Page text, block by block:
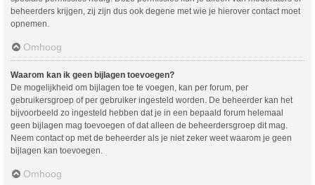
beheerders krijgen, zij zijn dus ook degene met wie je hierover contact moet
opnemen.
Omhoog
Waarom kan ik geen bijlagen toevoegen?
De mogelijkheid om bijlagen toe te voegen, kan per forum, per
gebruikersgroep of per gebruiker ingesteld worden. De beheerder kan het
bijvoorbeeld zo ingesteld hebben dat je in een bepaald forum helemaal
geen bijlagen mag toevoegen of dat alleen de beheerdersgroep dit mag.
Neem contact op met de beheerder als je niet zeker weet waarom je geen
bijlagen kan toevoegen.
Omhoog